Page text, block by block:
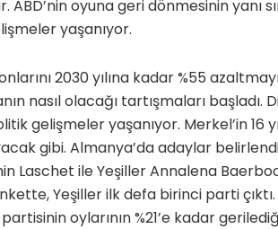
ABD’nin oyuna geri dönmesinin yanı
yaşanıyor.
2030 yılına kadar %55
nasıl olacağı tartışmaları
gelişmeler yaşanıyor. Merkel’in 16
gibi. Almanya’da adaylar
Laschet ile Yeşiller Annalena
Yeşiller ilk defa birinci parti
oylarının %21’e kadar